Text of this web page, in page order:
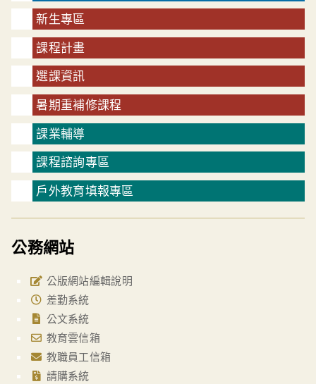
新生專區
課程計畫
選課資訊
暑期重補修課程
課業輔導
課程諮詢專區
戶外教育填報專區
公務網站
公版網站編輯說明
差勤系統
公文系統
教育雲信箱
教職員工信箱
請購系統